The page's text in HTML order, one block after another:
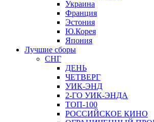
Украина
Франция
Эстония
Ю.Корея
Япония
Лучшие сборы
СНГ
ДЕНЬ
ЧЕТВЕРГ
УИК-ЭНД
2-ГО УИК-ЭНДА
ТОП-100
РОССИЙСКОЕ КИНО